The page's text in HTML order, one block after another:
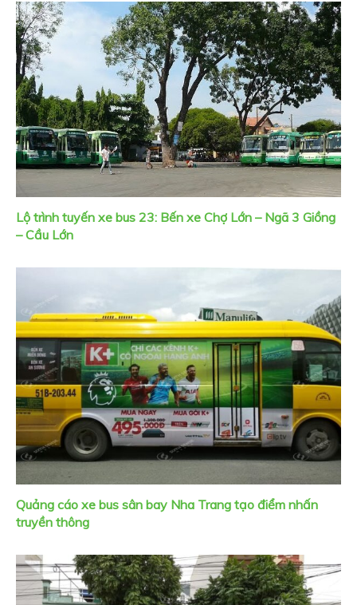
Lộ trình tuyến xe bus 23: Bến xe Chợ Lớn – Ngã 3 Giồng
– Cầu Lớn
Quảng cáo xe bus sân bay Nha Trang tạo điểm nhấn
truyền thông